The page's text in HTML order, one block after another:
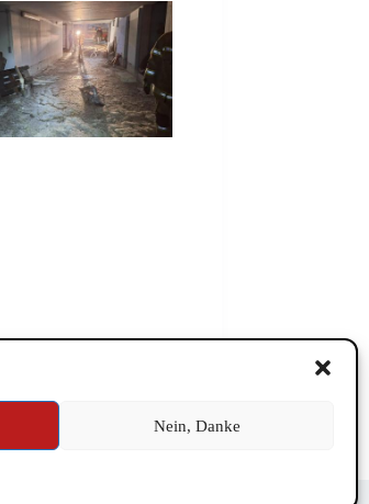
Nein, Danke